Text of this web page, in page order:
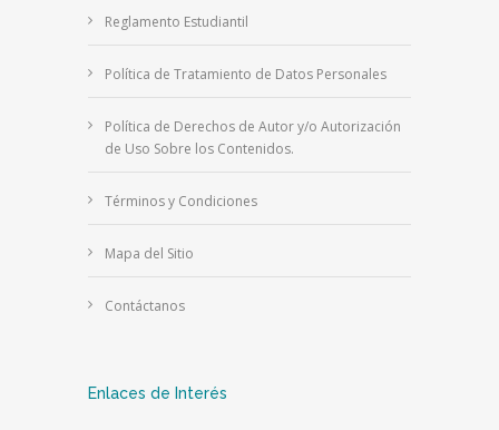
Reglamento Estudiantil
Política de Tratamiento de Datos Personales
Política de Derechos de Autor y/o Autorización
de Uso Sobre los Contenidos.
Términos y Condiciones
Mapa del Sitio
Contáctanos
Enlaces de Interés